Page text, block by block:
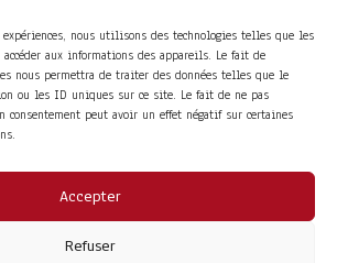
nous utilisons des technologies telles que les
accéder aux informations des appareils. Le fait de
nous permettra de traiter des données telles que le
ou les ID uniques sur ce site. Le fait de ne pas
consentement peut avoir un effet négatif sur certaines
Accepter
RefuserAdhérer